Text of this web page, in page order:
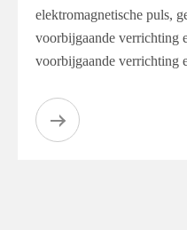
elektromagnetische puls,
voorbijgaande verrichting
voorbijgaande verrichting